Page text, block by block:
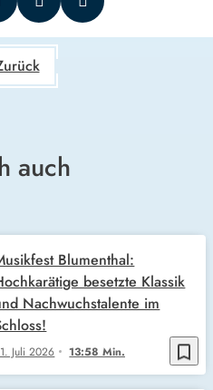
auch
bookmark_border
Juli 2026 13:58 Min.
Blumenthal:
besetzte Klassik
Nachwuchstalente im